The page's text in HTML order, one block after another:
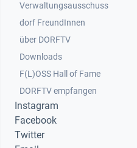
Verwaltungsausschuss
dorf FreundInnen
Footer 3
über DORFTV
Downloads
F(L)OSS Hall of Fame
Footer 4
DORFTV empfangen
Instagram
Facebook
Twitter